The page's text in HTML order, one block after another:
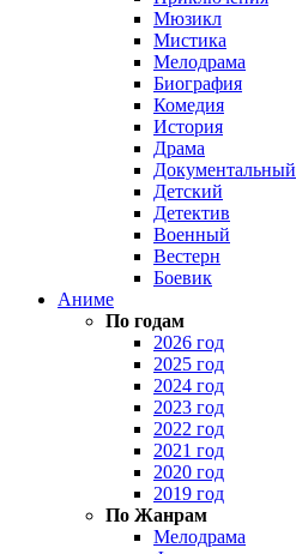
Мюзикл
Мистика
Мелодрама
Биография
Комедия
История
Драма
Документальный
Детский
Детектив
Военный
Вестерн
Боевик
Аниме
По годам
2026 год
2025 год
2024 год
2023 год
2022 год
2021 год
2020 год
2019 год
По Жанрам
Мелодрама